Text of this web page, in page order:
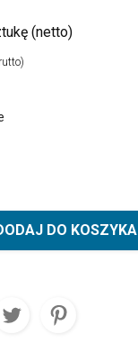
(netto)
DO KOSZYKA